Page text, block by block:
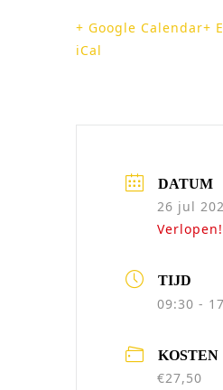
+ Google Calendar+
iCal
DATUM
26 jul
Verlopen!
TIJD
09:30 -
KOSTEN
€27,50